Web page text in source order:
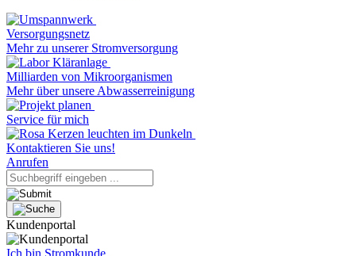
Versorgungsnetz
Mehr zu unserer Stromversorgung
Milliarden von Mikroorganismen
Mehr über unsere Abwasserreinigung
Service für mich
Kontaktieren Sie uns!
Anrufen
Kundenportal
Ich bin Stromkunde